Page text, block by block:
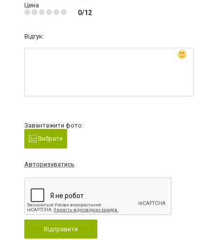
Цена
0/12
Відгук:
Завантажити фото:
Вибрати
Авторизуватись
Відправити